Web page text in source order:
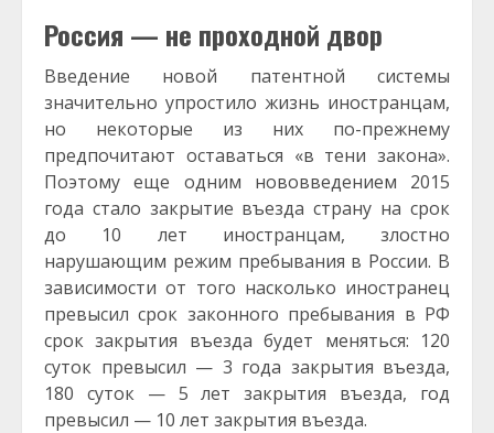
Россия — не проходной двор
Введение новой патентной системы
значительно упростило жизнь иностранцам,
но некоторые из них по-прежнему
предпочитают оставаться «в тени закона».
Поэтому еще одним нововведением 2015
года стало закрытие въезда страну на срок
до 10 лет иностранцам, злостно
нарушающим режим пребывания в России. В
зависимости от того насколько иностранец
превысил срок законного пребывания в РФ
срок закрытия въезда будет меняться: 120
суток превысил — 3 года закрытия въезда,
180 суток — 5 лет закрытия въезда, год
превысил — 10 лет закрытия въезда.